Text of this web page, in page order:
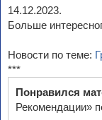
14.12.2023.
Больше
Новости по теме:
***
Понравился
Рекомендации»